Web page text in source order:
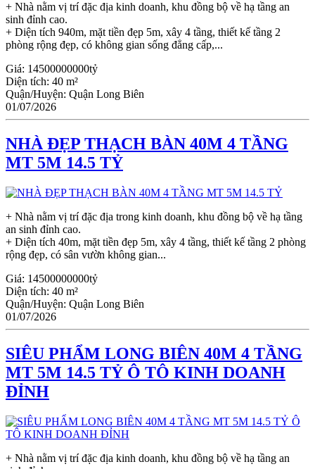
+ Nhà nằm vị trí đặc địa kinh doanh, khu đồng bộ về hạ tầng an
sinh đỉnh cao.
+ Diện tích 940m, mặt tiền đẹp 5m, xây 4 tầng, thiết kế tầng 2
phòng rộng đẹp, có không gian sống đẳng cấp,...
Giá: 14500000000tỷ
Diện tích: 40 m²
Quận/Huyện: Quận Long Biên
01/07/2026
NHÀ ĐẸP THẠCH BÀN 40M 4 TẦNG
MT 5M 14.5 TỶ
+ Nhà nằm vị trí đặc địa trong kinh doanh, khu đồng bộ về hạ tầng
an sinh đỉnh cao.
+ Diện tích 40m, mặt tiền đẹp 5m, xây 4 tầng, thiết kế tầng 2 phòng
rộng đẹp, có sân vườn không gian...
Giá: 14500000000tỷ
Diện tích: 40 m²
Quận/Huyện: Quận Long Biên
01/07/2026
SIÊU PHẨM LONG BIÊN 40M 4 TẦNG
MT 5M 14.5 TỶ Ô TÔ KINH DOANH
ĐỈNH
+ Nhà nằm vị trí đặc địa kinh doanh, khu đồng bộ về hạ tầng an